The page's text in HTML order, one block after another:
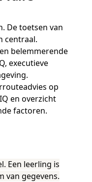
De toetsen van
centraal.
belemmerende
executieve
op
en overzicht
factoren.
Een leerling is
van gegevens.